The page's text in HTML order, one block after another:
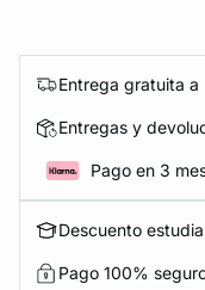
Entrega gratuita
Entregas y
Pago en 3
Descuento
Pago 100%